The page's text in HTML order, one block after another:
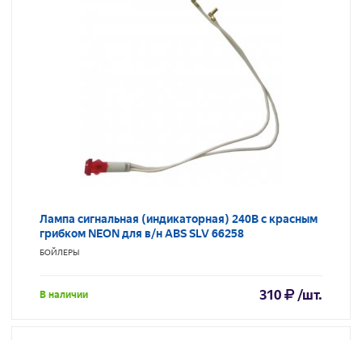
Лампа сигнальная (индикаторная) 240В с красным
грибком NEON для в/н ABS SLV 66258
БОЙЛЕРЫ
В наличии 310 /шт.